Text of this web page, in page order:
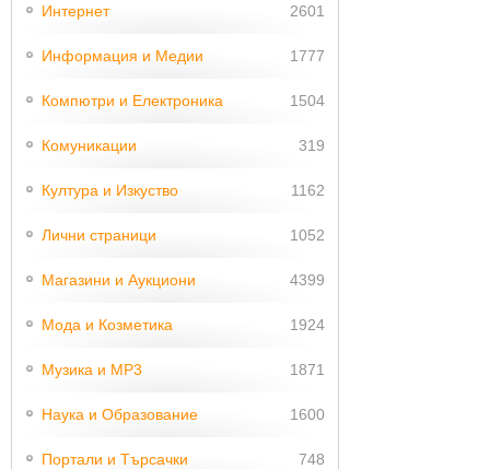
Интернет 2601
Информация и Медии 1777
Компютри и Електроника 1504
Комуникации 319
Култура и Изкуство 1162
Лични страници 1052
Магазини и Аукциони 4399
Мода и Козметика 1924
Музика и MP3 1871
Наука и Образование 1600
Портали и Търсачки 748